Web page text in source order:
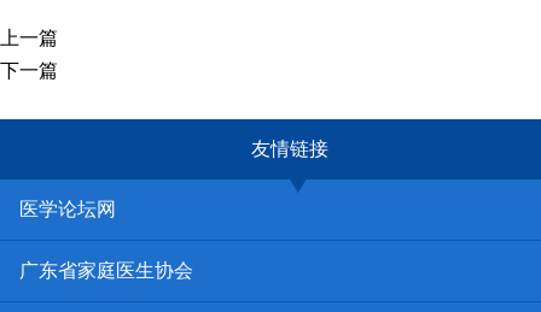
上一篇
下一篇
友情链接
医学论坛网
广东省家庭医生协会